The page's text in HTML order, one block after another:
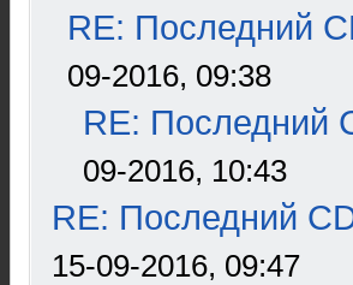
RE: Последний
09-2016, 09:38
RE: Последний
09-2016, 10:43
RE: Последний
15-09-2016, 09:47